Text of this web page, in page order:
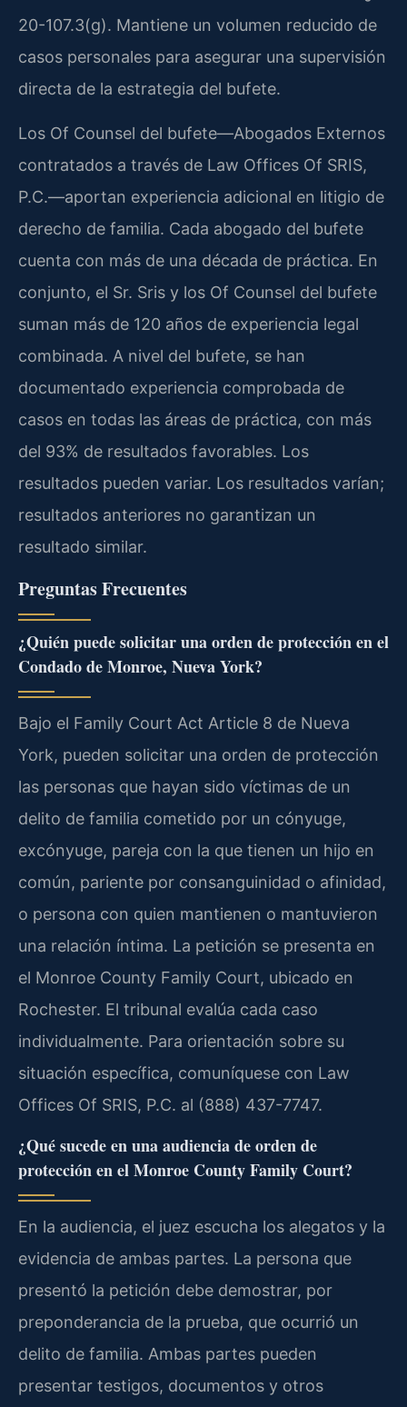
20-107.3(g). Mantiene un volumen reducido de
casos personales para asegurar una supervisión
directa de la estrategia del bufete.
Los Of Counsel del bufete—Abogados Externos
contratados a través de Law Offices Of SRIS,
P.C.—aportan experiencia adicional en litigio de
derecho de familia. Cada abogado del bufete
cuenta con más de una década de práctica. En
conjunto, el Sr. Sris y los Of Counsel del bufete
suman más de 120 años de experiencia legal
combinada. A nivel del bufete, se han
documentado experiencia comprobada de
casos en todas las áreas de práctica, con más
del 93% de resultados favorables. Los
resultados pueden variar. Los resultados varían;
resultados anteriores no garantizan un
resultado similar.
Preguntas Frecuentes
¿Quién puede solicitar una orden de protección en el
Condado de Monroe, Nueva York?
Bajo el Family Court Act Article 8 de Nueva
York, pueden solicitar una orden de protección
las personas que hayan sido víctimas de un
delito de familia cometido por un cónyuge,
excónyuge, pareja con la que tienen un hijo en
común, pariente por consanguinidad o afinidad,
o persona con quien mantienen o mantuvieron
una relación íntima. La petición se presenta en
el Monroe County Family Court, ubicado en
Rochester. El tribunal evalúa cada caso
individualmente. Para orientación sobre su
situación específica, comuníquese con Law
Offices Of SRIS, P.C. al (888) 437-7747.
¿Qué sucede en una audiencia de orden de
protección en el Monroe County Family Court?
En la audiencia, el juez escucha los alegatos y la
evidencia de ambas partes. La persona que
presentó la petición debe demostrar, por
preponderancia de la prueba, que ocurrió un
delito de familia. Ambas partes pueden
presentar testigos, documentos y otros